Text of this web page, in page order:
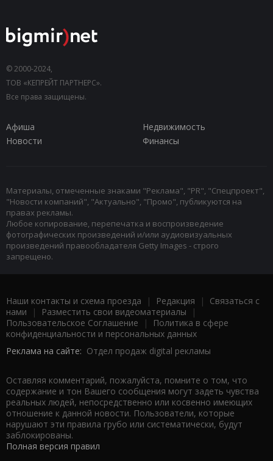
© 2000-2024,
ТОВ «КЕПРЕЙТ ПАРТНЕРС».
Все права защищены.
Афиша
Недвижимость
Новости
Финансы
Материалы, отмеченные знаками "Реклама", "PR", "Спецпроект",
"Новости компаний", "Актуально", "Промо", публикуются на
правах рекламы.
Любое копирование, перепечатка и воспроизведение
фотографических произведений и/или аудиовизуальных
произведений правообладателя Getty Images - строго
запрещено.
Наши контакты и схема проезда | Редакция | Связаться с
нами | Разместить свои видеоматериалы |
Пользовательское Соглашение |
Политика в сфере
конфиденциальности и персональных данных
Реклама на сайте: Отдел продаж digital рекламы
Оставляя комментарий, пожалуйста, помните о том, что
содержание и тон Вашего сообщения могут задеть чувства
реальных людей, непосредственно или косвенно имеющих
отношение к данной новости. Пользователи, которые
нарушают эти правила грубо или систематически, будут
заблокированы.
Полная версия правил